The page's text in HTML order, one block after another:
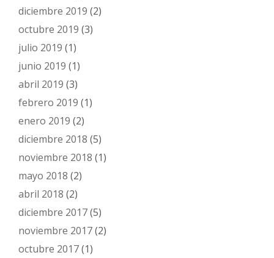
diciembre 2019 (2)
octubre 2019 (3)
julio 2019 (1)
junio 2019 (1)
abril 2019 (3)
febrero 2019 (1)
enero 2019 (2)
diciembre 2018 (5)
noviembre 2018 (1)
mayo 2018 (2)
abril 2018 (2)
diciembre 2017(5)
noviembre 2017(2)
octubre 2017(1)